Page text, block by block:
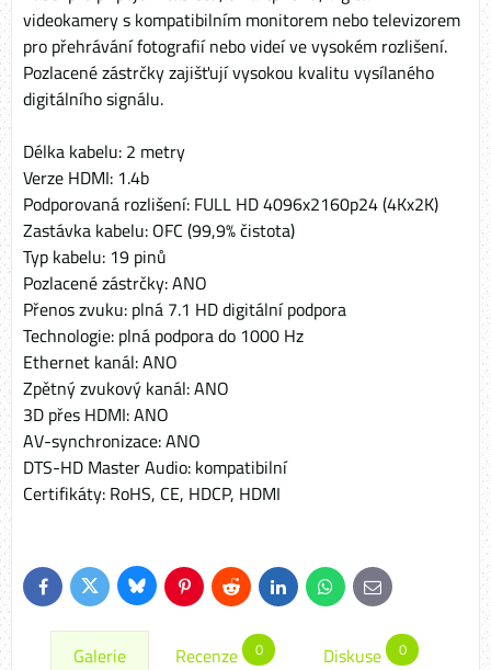
videokamery s kompatibilním monitorem nebo televizorem
pro přehrávání fotografií nebo videí ve vysokém rozlišení.
Pozlacené zástrčky zajišťují vysokou kvalitu vysílaného
digitálního signálu.
Délka kabelu: 2 metry
Verze HDMI: 1.4b
Podporovaná rozlišení: FULL HD 4096x2160p24 (4Kx2K)
Zastávka kabelu: OFC (99,9% čistota)
Typ kabelu: 19 pinů
Pozlacené zástrčky: ANO
Přenos zvuku: plná 7.1 HD digitální podpora
Technologie: plná podpora do 1000 Hz
Ethernet kanál: ANO
Zpětný zvukový kanál: ANO
3D přes HDMI: ANO
AV-synchronizace: ANO
DTS-HD Master Audio: kompatibilní
Certifikáty: RoHS, CE, HDCP, HDMI
FacebookTwitterBlueskyPinterestReddit LinkedInWhatsApp
E-
mail
Galerie Recenze 0 Diskuse 0